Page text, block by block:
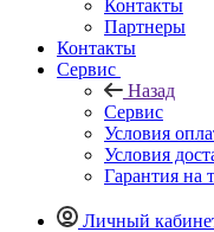
Контакты
Партнеры
Контакты
Сервис
Назад
Сервис
Условия
Условия
Гарантия на
Личный